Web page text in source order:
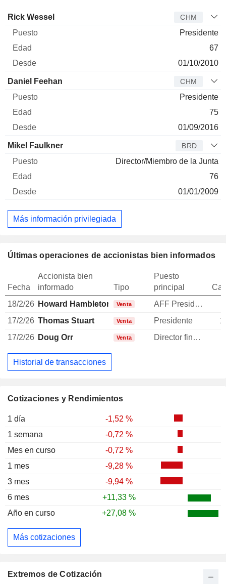
Cotizaciones y Rendimientos
1 día
-1,52 %
1 semana
-0,72 %
Mes en curso
-0,72 %
1 mes
-9,28 %
3 mes
-9,94 %
6 mes
+11,33 %
Año en curso
+27,08 %
Más cotizaciones
Extremos de Cotización
Administrador
Rick Wessel CHM
Presidente
67
01/10/2010
Daniel Feehan CHM
Presidente
75
01/09/2016
Mikel Faulkner BRD
Director/Miembro de la Junta
76
01/01/2009
Más información privilegiada
Últimas operaciones de accionistas bien informados
Fecha
Accionista bien
informado
Tipo
Puesto
principal
18/2/26 Howard Hambleton Venta AFF President
17/2/26 Thomas Stuart Venta Presidente
17/2/26 Doug Orr Venta Director financiero
Historial de transacciones